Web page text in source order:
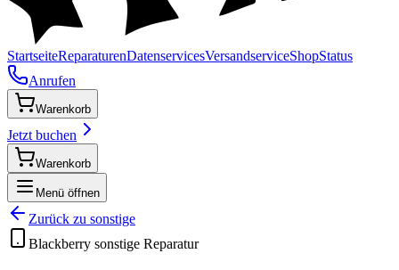
StartseiteReparaturenDatenservicesVersandserviceShopStatus
Anrufen
Warenkorb
Jetzt buchen
Warenkorb
Menü öffnen
Zurück zu sonstige
Blackberry sonstige Reparatur